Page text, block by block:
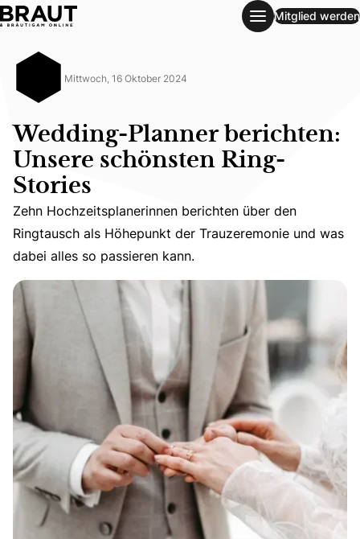
Wedding-Planner berichten: Unsere schönsten Ring-Stories
Mitglied werden
Mittwoch, 16 Oktober 2024
Wedding-Planner berichten:
Unsere schönsten Ring-
Stories
Zehn Hochzeitsplanerinnen berichten über den
Zehn Hochzeitsplanerinnen berichten über den
Ringtausch als Höhepunkt der Trauzeremonie und was
dabei alles so passieren kann.